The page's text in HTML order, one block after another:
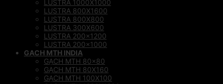
LUSTRA 1000X1000
LUSTRA 800X1600
LUSTRA 800X800
LUSTRA 300X600
LUSTRA 200×1200
LUSTRA 200×1000
GẠCH MTH INDIA
GẠCH MTH 80×80
GẠCH MTH 80X160
GẠCH MTH 100X100